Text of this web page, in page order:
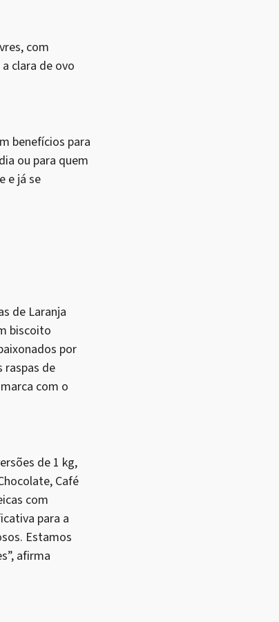
com
clara de ovo
benefícios para
ou para quem
e já se
de Laranja
biscoito
por
raspas de
com o
de 1 kg,
Café
com
para a
Estamos
afirma